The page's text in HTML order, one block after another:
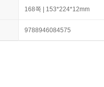
168쪽 | 153*224*12mm
9788946084575